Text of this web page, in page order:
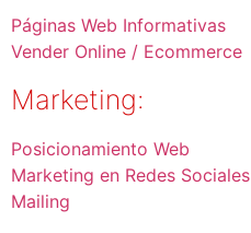
Páginas Web Informativas
Vender Online / Ecommerce
Marketing:
Posicionamiento Web
Marketing en Redes Sociales
Mailing